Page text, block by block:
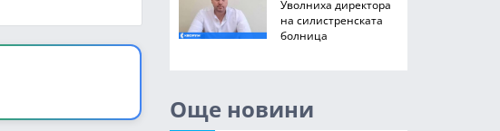
Уволниха директора
на силистренската
болница
Още новини